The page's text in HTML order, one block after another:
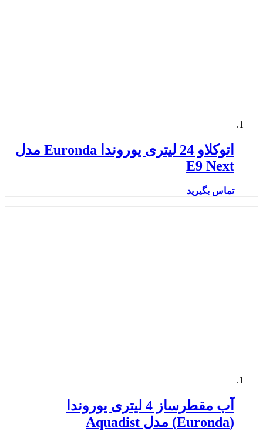
اتوکلاو 24 لیتری یوروندا Euronda مدل
E9 Next
تماس بگیرید
آب مقطرساز 4 لیتری یوروندا
(Euronda) مدل Aquadist